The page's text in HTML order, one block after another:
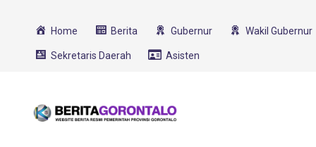
Home Berita Gubernur Wakil Gubernur
Sekretaris Daerah Asisten